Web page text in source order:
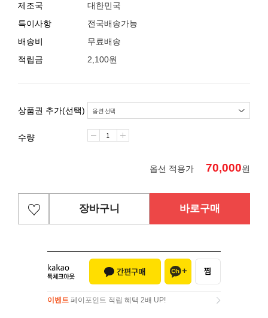
제조국
대한민국
특이사항
전국배송가능
배송비
무료배송
적립금
2,100원
상품권 추가(선택)
수량
옵션 적용가 70,000원
장바구니 바로구매
이벤트 페이포인트 적립 혜택 2배 UP!